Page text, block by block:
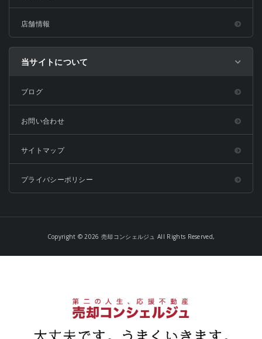
店舗情報
当サイトについて
ブログ
お問い合わせ
サイトマップ
プライバシーポリシー
Copyright © 2026 売却コンシェルジュ All Rights Reserved,